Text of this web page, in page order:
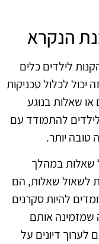
הנקרא
לילדים כלים
לכלול טכניקות
שאלות בנוגע
לילדים להתמודד עם
טובה יותר.
שאלות במהלך
לשאול שאלות, הם
להיות סקרנים
שמזמינה אותם
לערוך דיונים על